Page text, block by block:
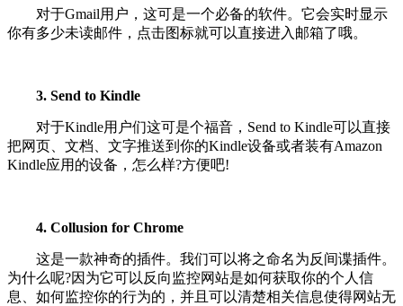
对于Gmail用户，这可是一个必备的软件。它会实时显示
你有多少未读邮件，点击图标就可以直接进入邮箱了哦。
3. Send to Kindle
对于Kindle用户们这可是个福音，Send to Kindle可以直接
把网页、文档、文字推送到你的Kindle设备或者装有Amazon
Kindle应用的设备，怎么样?方便吧!
4. Collusion for Chrome
这是一款神奇的插件。我们可以将之命名为反间谍插件。
为什么呢?因为它可以反向监控网站是如何获取你的个人信
息、如何监控你的行为的，并且可以清楚相关信息使得网站无